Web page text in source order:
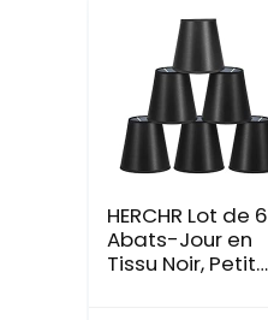
HERCHR Lot de 6
Abats-Jour en
Tissu Noir, Petit